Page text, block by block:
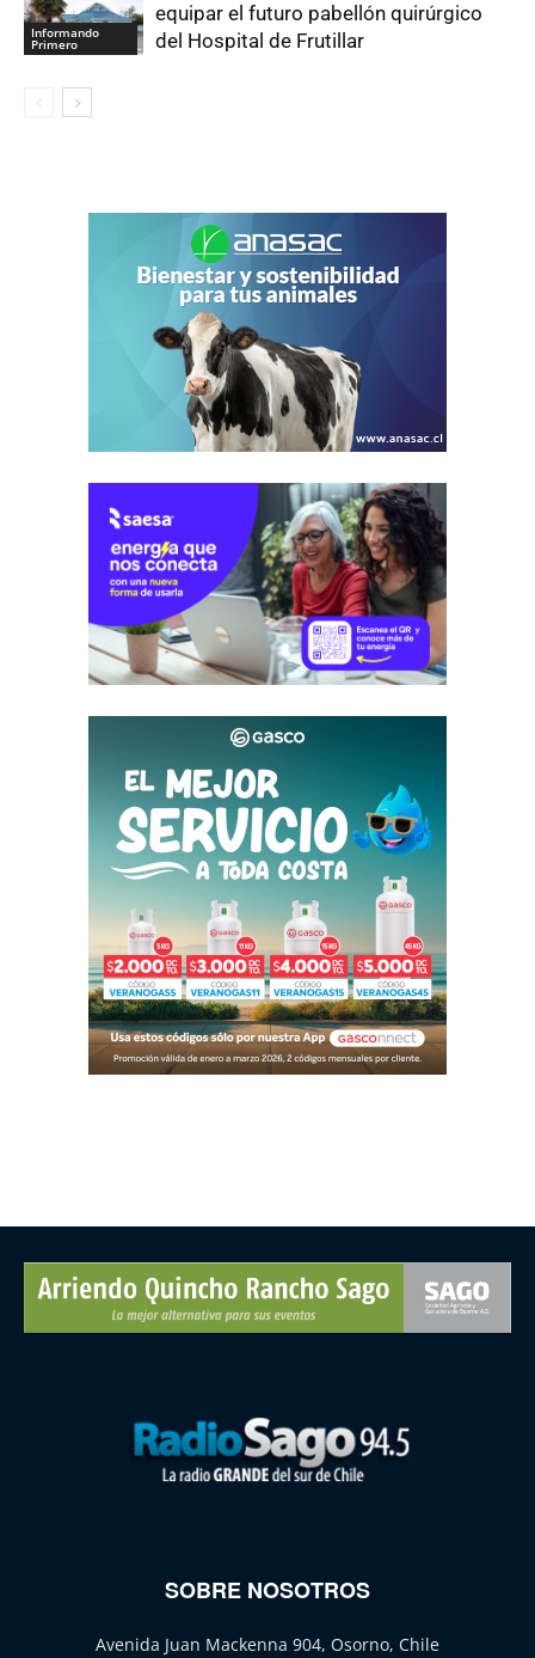
Informando
Primero
equipar el futuro pabellón quirúrgico
del Hospital de Frutillar
SOBRE NOSOTROS
Avenida Juan Mackenna 904, Osorno, Chile